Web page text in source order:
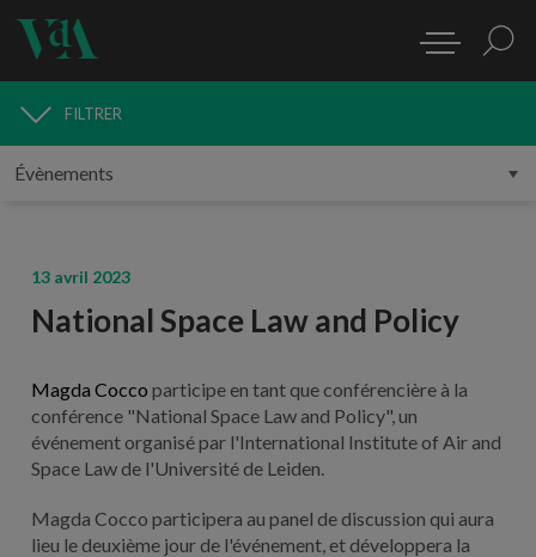
MÉDIAS
FILTRER
13 avril 2023
National Space Law and Policy
Magda Cocco participe en tant que conférencière à la
conférence "National Space Law and Policy", un
événement organisé par l'International Institute of Air and
Space Law de l'Université de Leiden.
Magda Cocco participera au panel de discussion qui aura
lieu le deuxième jour de l'événement, et développera la